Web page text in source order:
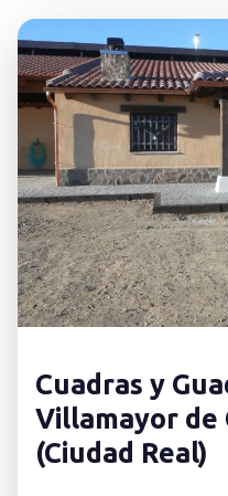
Cuadras y
Villamayor de
(Ciudad Real)